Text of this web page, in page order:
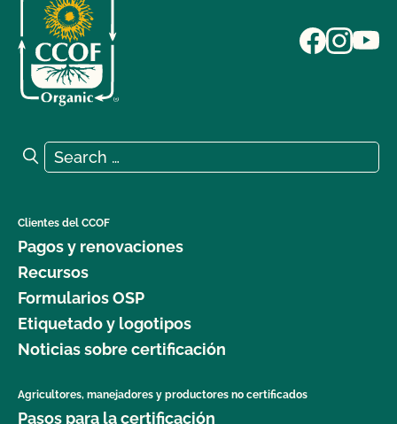
Search for:
Search
Clientes del CCOF
Pagos y renovaciones
Recursos
Formularios OSP
Etiquetado y logotipos
Noticias sobre certificación
Agricultores, manejadores y productores no certificados
Pasos para la certificación